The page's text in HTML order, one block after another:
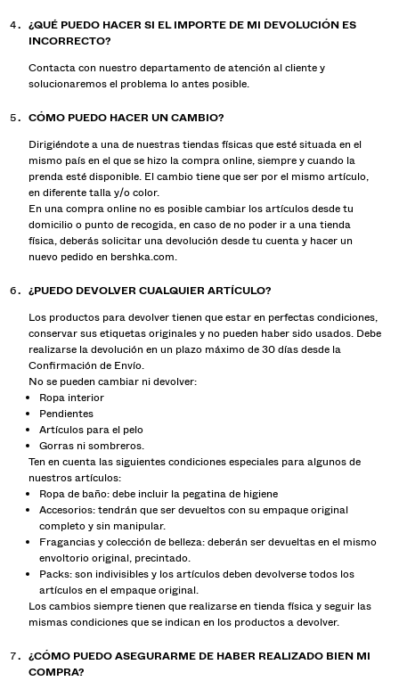
¿QUÉ PUEDO HACER SI EL IMPORTE DE MI DEVOLUCIÓN ES
INCORRECTO?
Contacta con nuestro departamento de atención al cliente y
solucionaremos el problema lo antes posible.
CÓMO PUEDO HACER UN CAMBIO?
Dirigiéndote a una de nuestras tiendas físicas que esté situada en el
mismo país en el que se hizo la compra online, siempre y cuando la
prenda esté disponible. El cambio tiene que ser por el mismo artículo,
en diferente talla y/o color.
En una compra online no es posible cambiar los artículos desde tu
domicilio o punto de recogida, en caso de no poder ir a una tienda
física, deberás solicitar una devolución desde tu cuenta y hacer un
nuevo pedido en bershka.com.
¿PUEDO DEVOLVER CUALQUIER ARTÍCULO?
Los productos para devolver tienen que estar en perfectas condiciones,
conservar sus etiquetas originales y no pueden haber sido usados. Debe
realizarse la devolución en un plazo máximo de 30 días desde la
Confirmación de Envío.
No se pueden cambiar ni devolver:
Ropa interior
Pendientes
Artículos para el pelo
Gorras ni sombreros.
Ten en cuenta las siguientes condiciones especiales para algunos de
nuestros artículos:
Ropa de baño: debe incluir la pegatina de higiene
Accesorios: tendrán que ser devueltos con su empaque original
completo y sin manipular.
Fragancias y colección de belleza: deberán ser devueltas en el mismo
envoltorio original, precintado.
Packs: son indivisibles y los artículos deben devolverse todos los
artículos en el empaque original.
Los cambios siempre tienen que realizarse en tienda física y seguir las
mismas condiciones que se indican en los productos a devolver.
¿CÓMO PUEDO ASEGURARME DE HABER REALIZADO BIEN MI
COMPRA?